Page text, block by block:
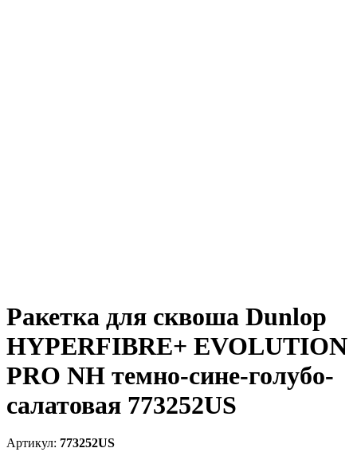
Ракетка для сквоша Dunlop
HYPERFIBRE+ EVOLUTION
PRO NH темно-сине-голубо-
салатовая 773252US
773252US